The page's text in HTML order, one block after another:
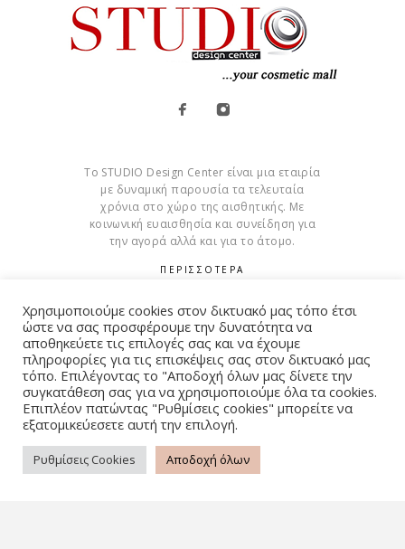
Το STUDIO Design Center είναι μια εταιρία
με δυναμική παρουσία τα τελευταία
χρόνια στο χώρο της αισθητικής. Με
κοινωνική ευαισθησία και συνείδηση για
την αγορά αλλά και για το άτομο.
ΠΕΡΙΣΣΟΤΕΡΑ
Cookies
© Copyright 2015 – 2026 . All Rights Reserved. Developed By
iWorx
ΌΡΟΙ ΧΡΉΣΗΣ ΠΟΛΙΤΙΚΉ ΑΠΟΡΡΉΤΟΥ
Χρησιμοποιούμε cookies στον δικτυακό μας τόπο έτσι
ώστε να σας προσφέρουμε την δυνατότητα να
αποθηκεύετε τις επιλογές σας και να έχουμε
πληροφορίες για τις επισκέψεις σας στον δικτυακό μας
τόπο. Επιλέγοντας το "Αποδοχή όλων μας δίνετε την
συγκατάθεση σας για να χρησιμοποιούμε όλα τα cookies.
Επιπλέον πατώντας "Ρυθμίσεις cookies" μπορείτε να
εξατομικεύεσετε αυτή την επιλογή.
Ρυθμίσεις Cookies Αποδοχή όλων